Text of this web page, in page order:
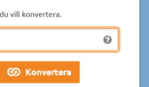
vill konvertera.